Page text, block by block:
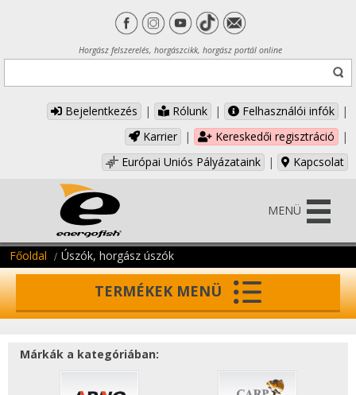
Horgász felszerelés, horgászcikk, horgász portál online
Bejelentkezés | Rólunk | Felhasználói infók
|
Karrier
| Kereskedői regisztráció
|
Európai Uniós Pályázataink
| Kapcsolat
MENÜ
Főoldal Úszók, horgász úszók
TERMÉKEK MENÜ
Márkák a kategóriában: